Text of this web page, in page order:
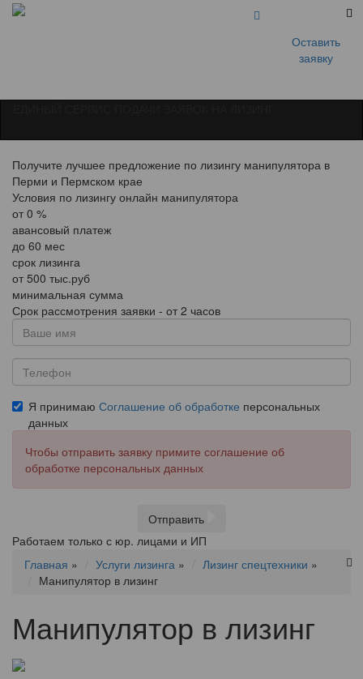
Оставить
заявку
Получите лучшее предложение по лизингу манипулятора в
Перми и Пермском крае
Условия по лизингу онлайн манипулятора
от 0 %
авансовый платеж
до 60 мес
срок лизинга
от 500 тыс.руб
минимальная сумма
Срок рассмотрения заявки - от 2 часов
Я принимаю Соглашение об обработке персональных
данных
Чтобы отправить заявку примите соглашение об
обработке персональных данных
Отправить
Работаем только с юр. лицами и ИП
Главная » Услуги лизинга » Лизинг спецтехники »
Манипулятор в лизинг
Манипулятор в лизинг